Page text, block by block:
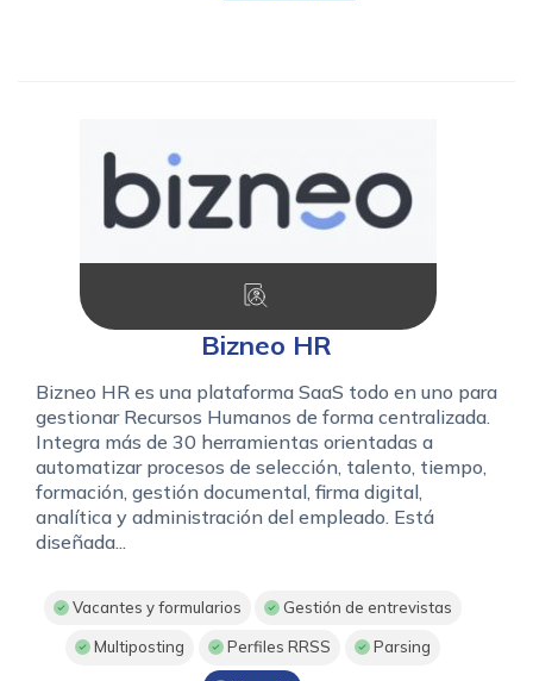
Bizneo HR
Bizneo HR es una plataforma SaaS todo en uno para
gestionar Recursos Humanos de forma centralizada.
Integra más de 30 herramientas orientadas a
automatizar procesos de selección, talento, tiempo,
formación, gestión documental, firma digital,
analítica y administración del empleado. Está
diseñada...
Vacantes y formularios Gestión de entrevistas
Multiposting Perfiles RRSS Parsing